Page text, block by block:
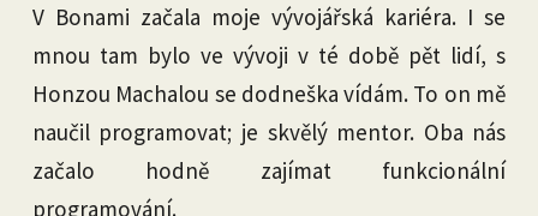
V Bonami začala moje vývojářská kariéra. I se
mnou tam bylo ve vývoji v té době pět lidí, s
Honzou Machalou se dodneška vídám. To on mě
naučil programovat; je skvělý mentor. Oba nás
začalo hodně zajímat funkcionální
programování.